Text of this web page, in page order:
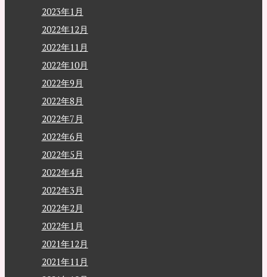
2023年1月
2022年12月
2022年11月
2022年10月
2022年9月
2022年8月
2022年7月
2022年6月
2022年5月
2022年4月
2022年3月
2022年2月
2022年1月
2021年12月
2021年11月